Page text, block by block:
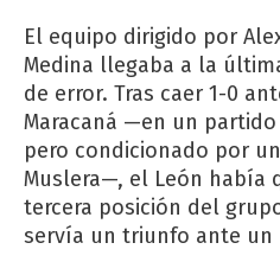
El equipo dirigido por
Medina llegaba a la
de error. Tras caer 1-0
Maracaná —en un
pero condicionado por
Muslera—, el León había
tercera posición del
servía un triunfo ante un